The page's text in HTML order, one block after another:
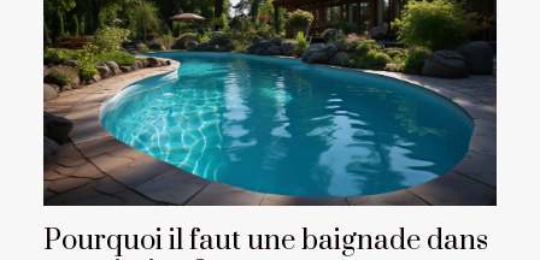
Pourquoi il faut une baignade dans